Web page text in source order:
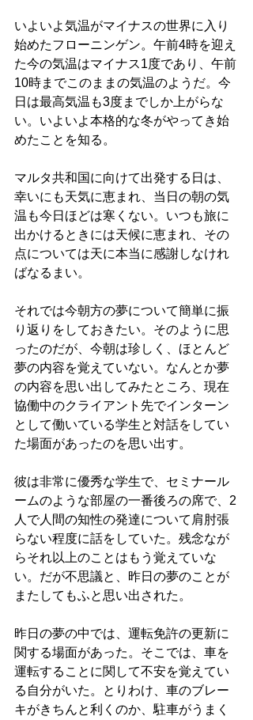
いよいよ気温がマイナスの世界に入り
始めたフローニンゲン。午前4時を迎え
た今の気温はマイナス1度であり、午前
10時までこのままの気温のようだ。今
日は最高気温も3度までしか上がらな
い。いよいよ本格的な冬がやってき始
めたことを知る。
マルタ共和国に向けて出発する日は、
幸いにも天気に恵まれ、当日の朝の気
温も今日ほどは寒くない。いつも旅に
出かけるときには天候に恵まれ、その
点については天に本当に感謝しなけれ
ばなるまい。
それでは今朝方の夢について簡単に振
り返りをしておきたい。そのように思
ったのだが、今朝は珍しく、ほとんど
夢の内容を覚えていない。なんとか夢
の内容を思い出してみたところ、現在
協働中のクライアント先でインターン
として働いている学生と対話をしてい
た場面があったのを思い出す。
彼は非常に優秀な学生で、セミナール
ームのような部屋の一番後ろの席で、2
人で人間の知性の発達について肩肘張
らない程度に話をしていた。残念なが
らそれ以上のことはもう覚えていな
い。だが不思議と、昨日の夢のことが
またしてもふと思い出された。
昨日の夢の中では、運転免許の更新に
関する場面があった。そこでは、車を
運転することに関して不安を覚えてい
る自分がいた。とりわけ、車のブレー
キがきちんと利くのか、駐車がうまく